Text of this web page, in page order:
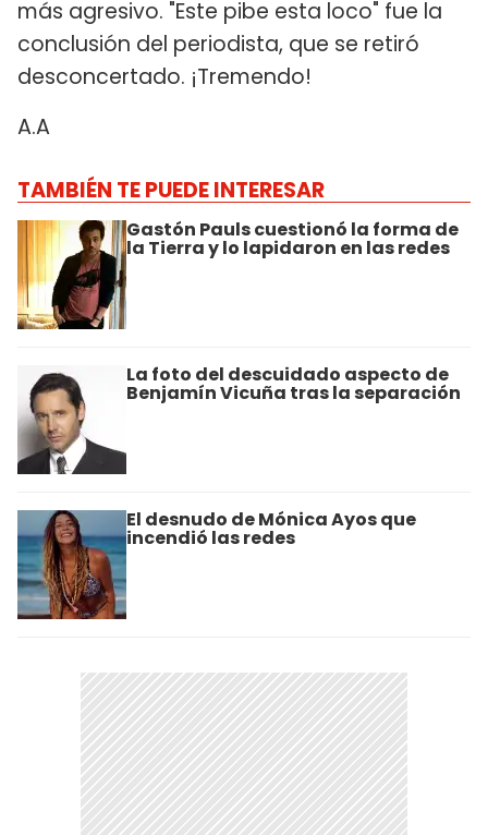
más agresivo. "Este pibe esta loco" fue la
conclusión del periodista, que se retiró
desconcertado. ¡Tremendo!
A.A
TAMBIÉN TE PUEDE INTERESAR
Gastón Pauls cuestionó la forma de
la Tierra y lo lapidaron en las redes
La foto del descuidado aspecto de
Benjamín Vicuña tras la separación
El desnudo de Mónica Ayos que
incendió las redes